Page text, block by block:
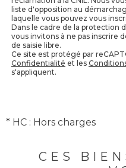
liste d'opposition au
laquelle vous pouvez vous
Dans le cadre de la protection
vous invitons à ne pas inscrire
de saisie libre.
Ce site est protégé par
Confidentialité et les
s'appliquent.
* HC : Hors charges
CES